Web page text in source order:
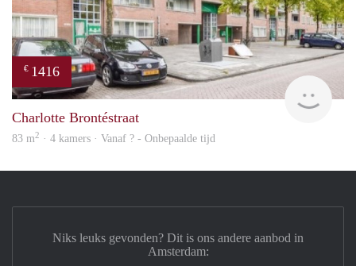
€ 1416
Charlotte Brontéstraat
83 m2 · 4 kamers · Vanaf ? - Onbepaalde tijd
Niks leuks gevonden? Dit is ons andere aanbod in
Amsterdam: